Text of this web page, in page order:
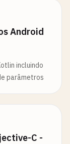
Android
incluindo
parâmetros
C -